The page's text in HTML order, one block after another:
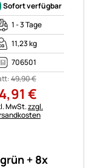
+ 8x
Sofort verfügbar
1 - 3 Tage
11,23 kg
706501
49,90€
,91 €
MwSt.zzgl.